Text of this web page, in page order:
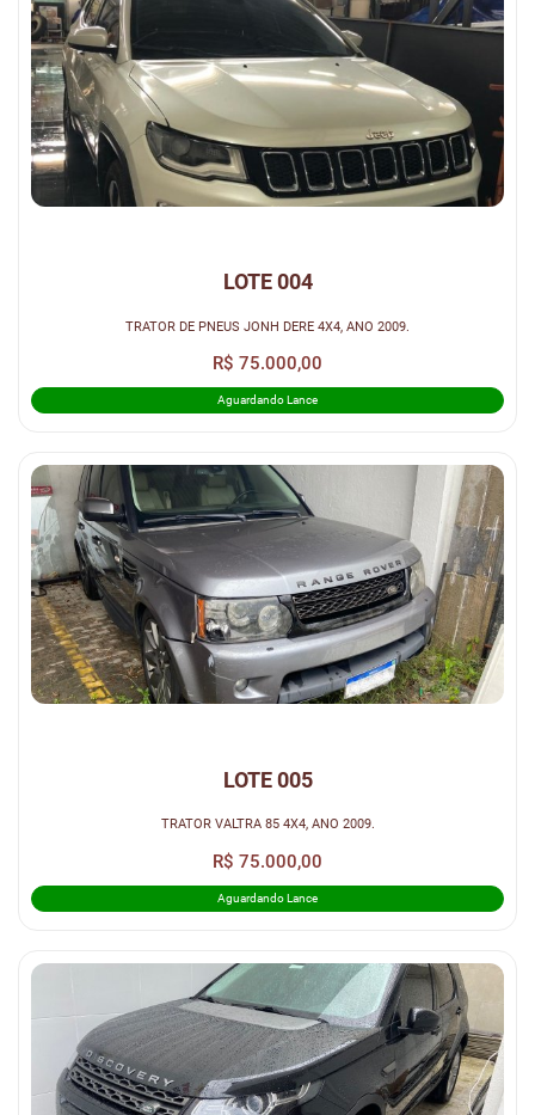
LOTE 004
TRATOR DE PNEUS JONH DERE 4X4, ANO 2009.
R$ 75.000,00
Aguardando Lance
LOTE 005
TRATOR VALTRA 85 4X4, ANO 2009.
R$ 75.000,00
Aguardando Lance